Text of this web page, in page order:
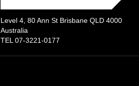
Level 4, 80 Ann St Brisbane QLD 4000
Australia
TEL 07-3221-0177